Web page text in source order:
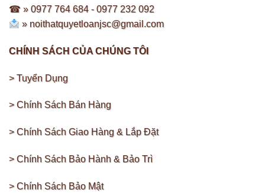
☎ » 0977 764 684 -0977 232 092
» noithatquyetloanjsc@gmail.com
CHÍNH SÁCH CỦA CHÚNG TÔI
> Tuyển Dụng
> Chính Sách Bán Hàng
> Chính Sách Giao Hàng & Lắp Đặt
> Chính Sách Bảo Hành & Bảo Trì
> Chính Sách Bảo Mật